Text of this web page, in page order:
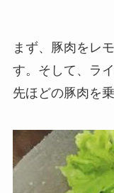
まず、豚肉をレ
す。そして、ラ
先ほどの豚肉を